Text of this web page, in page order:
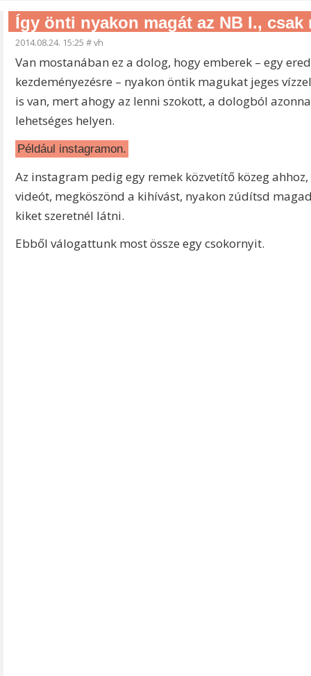
Így önti nyakon magát az NB I., csak
2014.08.24. 15:25 #vh
Van mostanában ez a dolog, hogy emberek – egy
kezdeményezésre – nyakon öntik magukat jeges
is van, mert ahogy az lenni szokott, a dologból
lehetséges helyen.
Például instagramon.
Az instagram pedig egy remek közvetítő közeg
videót, megköszönd a kihívást, nyakon zúdítsd
kiket szeretnél látni.
Ebből válogattunk most össze egy csokornyit.